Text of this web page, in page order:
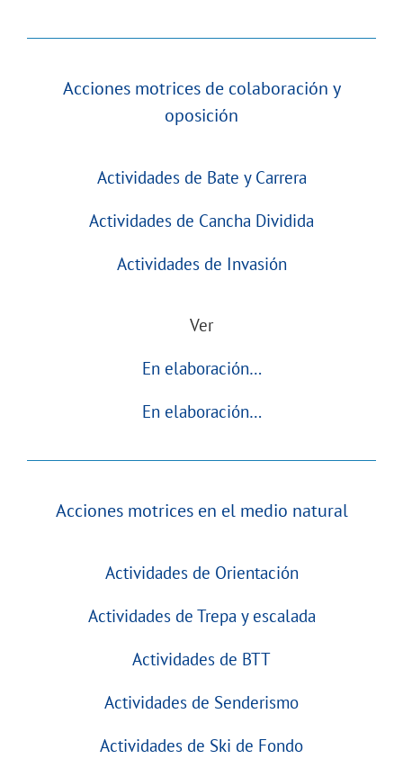
Acciones motrices de colaboración y
oposición
Actividades de Bate y Carrera
Actividades de Cancha Dividida
Actividades de Invasión
Ver
En elaboración…
En elaboración…
Acciones motrices en el medio natural
Actividades de Orientación
Actividades de Trepa y escalada
Actividades de BTT
Actividades de Senderismo
Actividades de Ski de Fondo